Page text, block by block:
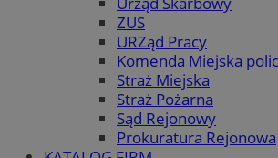
ZUS
URZąd Pracy
Komenda Miejska
Straż Miejska
Straż Pożarna
Sąd Rejonowy
Prokuratura Rejonowa